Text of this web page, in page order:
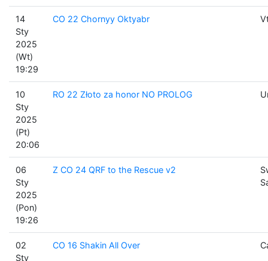
14
Sty
2025
(Wt)
19:29
CO 22 Chornyy Oktyabr
10
Sty
2025
(Pt)
20:06
RO 22 Złoto za honor NO PROLOG
06
Sty
2025
(Pon)
19:26
Z CO 24 QRF to the Rescue v2
02
Sty
CO 16 Shakin All Over